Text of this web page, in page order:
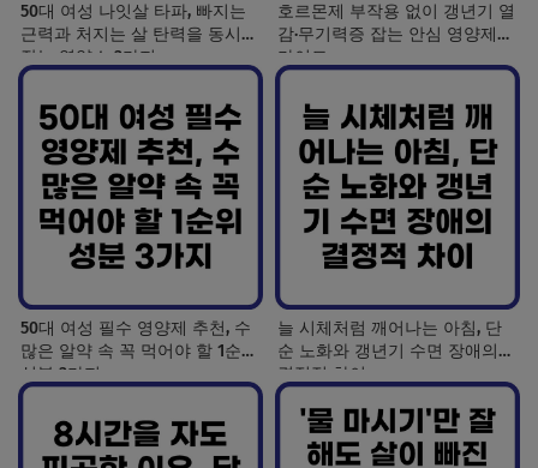
50대 여성 나잇살 타파, 빠지는
근력과 처지는 살 탄력을 동시에
잡는 영양소 3가지
호르몬제 부작용 없이 갱년기 열
감·무기력증 잡는 안심 영양제
가이드
50대 여성 필수 영양제 추천, 수
많은 알약 속 꼭 먹어야 할 1순위
성분 3가지
늘 시체처럼 깨어나는 아침, 단
순 노화와 갱년기 수면 장애의
결정적 차이